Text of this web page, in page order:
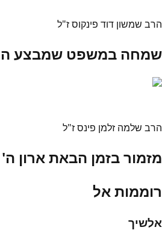
הרב שמשון דוד פינקוס ז"ל
שמחה במשפט שמבצע
הרב שלמה זלמן פינס ז"ל
מזמור בזמן הבאת ארון
רוממות אל
אלשיך